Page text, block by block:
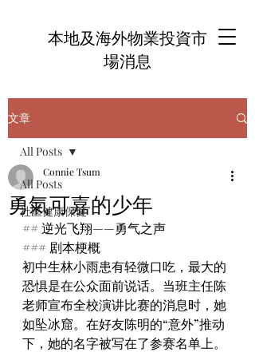
本地及海外物業投資市
場消息
文章
All Posts
社區健康保健
All Posts
勇氣可嘉的少年
Connie Tsum
## 逆光飞翔——勇气之声
### 剧本梗概
初中生林小雨患有轻微口吃，最大的
恐惧是在公众面前说话。当班主任陈
老师宣布全校演讲比赛的消息时，她
如坠冰窟。在好友陈明的“意外”推动
下，她的名字被写在了参赛名单上。